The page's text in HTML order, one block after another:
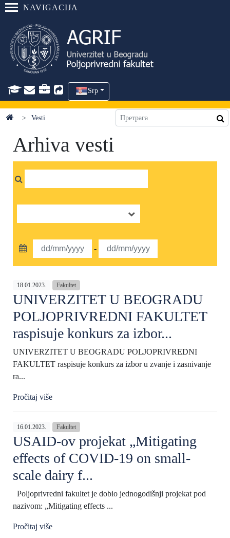
NAVIGACIJA
Srp
Vesti
Arhiva vesti
-
18.01.2023. Fakultet
UNIVERZITET U BEOGRADU
POLJOPRIVREDNI FAKULTET
raspisuje konkurs za izbor...
UNIVERZITET U BEOGRADU POLJOPRIVREDNI
FAKULTET raspisuje konkurs za izbor u zvanje i zasnivanje
ra...
Pročitaj više
16.01.2023. Fakultet
USAID-ov projekat „Mitigating
effects of COVID-19 on small-
scale dairy f...
Poljoprivredni fakultet je dobio jednogodišnji projekat pod
nazivom: „Mitigating effects ...
Pročitaj više